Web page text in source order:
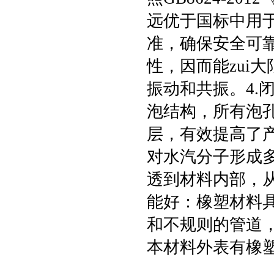
远优于国标中用
准，确保安全可
性，因而能zui大
振动和共振。4.
泡结构，所有泡
层，有效提高了
对水汽分子形成
透到材料内部，
能好：橡塑材料
和不规则的管道
本材料外表有橡